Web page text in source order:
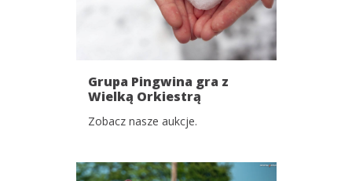
Grupa Pingwina gra z
Wielką Orkiestrą
Zobacz nasze aukcje.